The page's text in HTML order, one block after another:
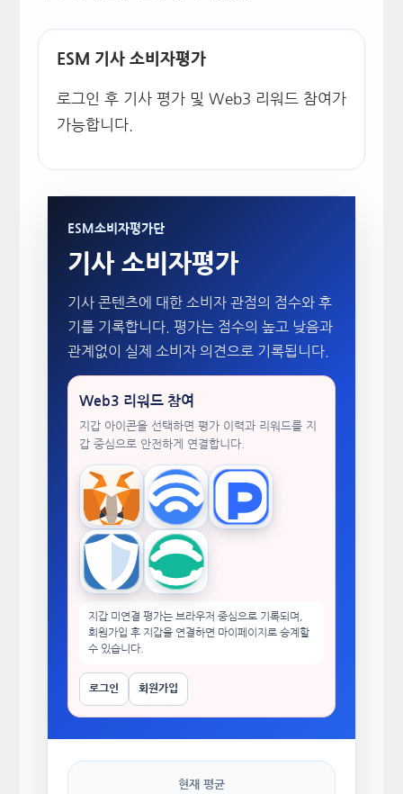
ESM 기사 소비자평가
로그인 후 기사 평가 및 Web3 리워드 참여가
가능합니다.
ESM소비자평가단
기사 소비자평가
기사 콘텐츠에 대한 소비자 관점의 점수와 후
기를 기록합니다. 평가는 점수의 높고 낮음과
관계없이 실제 소비자 의견으로 기록됩니다.
Web3 리워드 참여
지갑 아이콘을 선택하면 평가 이력과 리워드를 지
갑 중심으로 안전하게 연결합니다.
MetaMask WalletConnectTokenPocket
Trust Wallet imToken
지갑 미연결 평가는 브라우저 중심으로 기록되며,
회원가입 후 지갑을 연결하면 마이페이지로 승계할
수 있습니다.
로그인 회원가입
현재 평균